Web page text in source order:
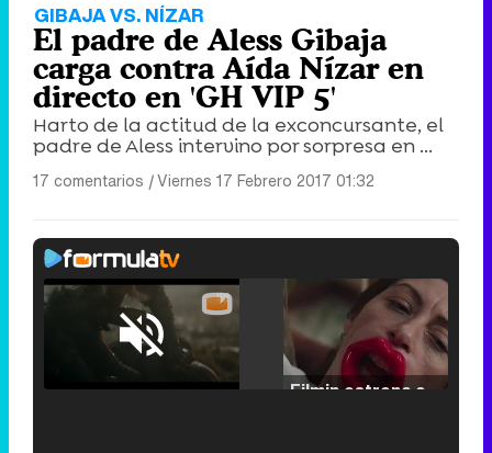
GIBAJA VS. NÍZAR
El padre de Aless Gibaja
carga contra Aída Nízar en
directo en 'GH VIP 5'
Harto de la actitud de la exconcursante, el
padre de Aless intervino por sorpresa en ...
17 comentarios |Viernes 17 Febrero 2017 01:32
Unmute /
Loaded :